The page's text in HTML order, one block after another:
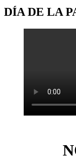
DÍA DE LA